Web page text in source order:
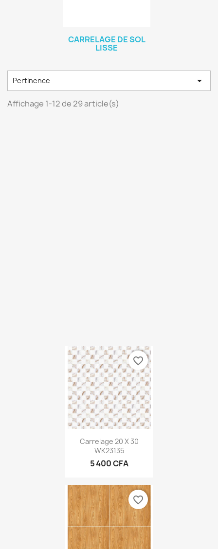
CARRELAGE DE SOL
LISSE
Pertinence 
Affichage 1-12 de 29 article(s)
Carrelage 20 X 30
WK23135
5 400 CFA
favorite_border
favorite_border